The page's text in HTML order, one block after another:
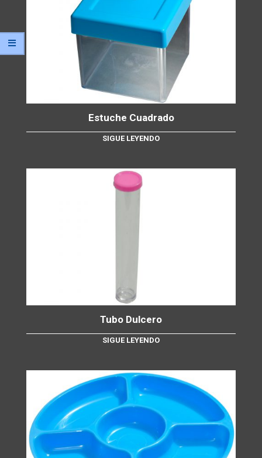
Estuche Cuadrado
SIGUE LEYENDO
Tubo Dulcero
SIGUE LEYENDO